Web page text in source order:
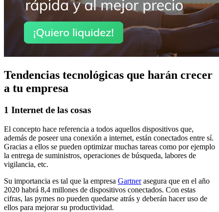
Tendencias tecnológicas que harán crecer
a tu empresa
1 Internet de las cosas
El concepto hace referencia a todos aquellos dispositivos que,
además de poseer una conexión a internet, están conectados entre sí.
Gracias a ellos se pueden optimizar muchas tareas como por ejemplo
la entrega de suministros, operaciones de búsqueda, labores de
vigilancia, etc.
Su importancia es tal que la empresa Gartnerasegura que en el año
2020 habrá 8,4 millones de dispositivos conectados. Con estas
cifras, las pymes no pueden quedarse atrás y deberán hacer uso de
ellos para mejorar su productividad.